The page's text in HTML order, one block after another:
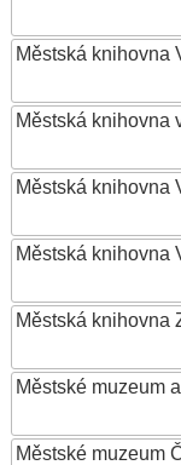
Městská knihovna
Městská knihovna
Městská knihovna
Městská knihovna
Městská knihovna
Městské muzeum
Městské muzeum